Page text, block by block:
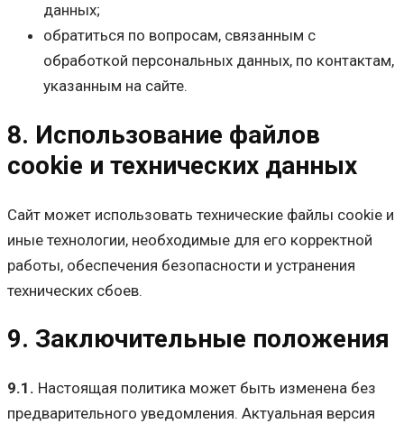
данных;
обратиться по вопросам, связанным с
обработкой персональных данных, по контактам,
указанным на сайте.
8. Использование файлов
cookie и технических данных
Сайт может использовать технические файлы cookie и
иные технологии, необходимые для его корректной
работы, обеспечения безопасности и устранения
технических сбоев.
9. Заключительные положения
9.1. Настоящая политика может быть изменена без
предварительного уведомления. Актуальная версия